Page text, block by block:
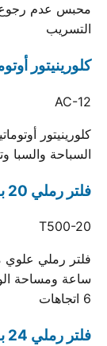
التسريب
كلورينيتور
AC-12
السباحة والسبا
فلتر رملي 20 بوصة (علوي)
T500-20
6 اتجاهات
فلتر رملي 24 بوصة (علوي)